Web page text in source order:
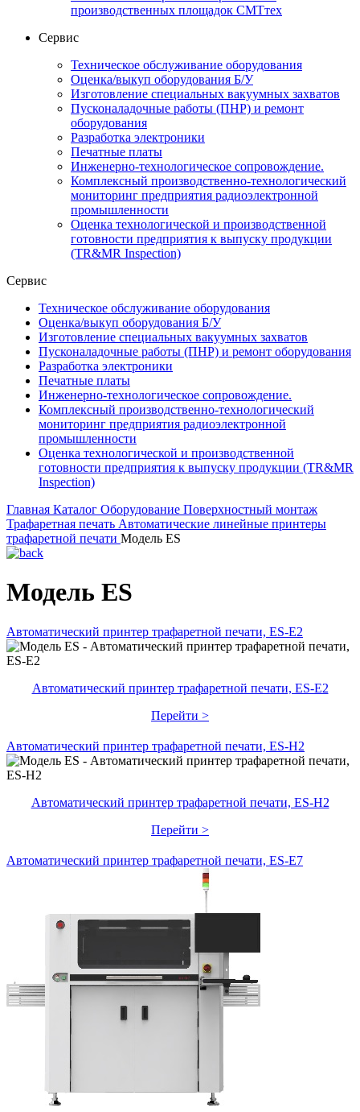
производственных площадок СМТтех
Сервис
Техническое обслуживание оборудования
Оценка/выкуп оборудования Б/У
Изготовление специальных вакуумных захватов
Пусконаладочные работы (ПНР) и ремонт
оборудования
Разработка электроники
Печатные платы
Инженерно-технологическое сопровождение.
Комплексный производственно-технологический
мониторинг предприятия радиоэлектронной
промышленности
Оценка технологической и производственной
готовности предприятия к выпуску продукции
(TR&MR Inspection)
Сервис
Техническое обслуживание оборудования
Оценка/выкуп оборудования Б/У
Изготовление специальных вакуумных захватов
Пусконаладочные работы (ПНР) и ремонт оборудования
Разработка электроники
Печатные платы
Инженерно-технологическое сопровождение.
Комплексный производственно-технологический
мониторинг предприятия радиоэлектронной
промышленности
Оценка технологической и производственной
готовности предприятия к выпуску продукции (TR&MR
Inspection)
Главная Каталог Оборудование Поверхностный монтаж
Трафаретная печать Автоматические линейные принтеры
трафаретной печати Модель ES
Модель ES
Автоматический принтер трафаретной печати, ES-E2
Автоматический принтер трафаретной печати, ES-E2
Перейти >
Автоматический принтер трафаретной печати, ES-H2
Автоматический принтер трафаретной печати, ES-H2
Перейти >
Автоматический принтер трафаретной печати, ES-E7